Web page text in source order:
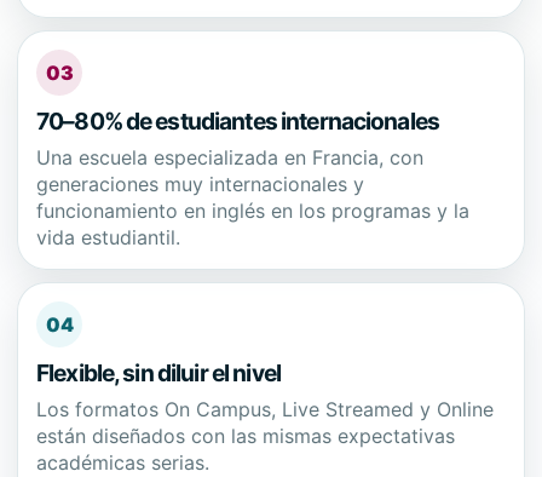
03
70–80% de estudiantes internacionales
Una escuela especializada en Francia, con
generaciones muy internacionales y
funcionamiento en inglés en los programas y la
vida estudiantil.
04
Flexible, sin diluir el nivel
Los formatos On Campus, Live Streamed y Online
están diseñados con las mismas expectativas
académicas serias.